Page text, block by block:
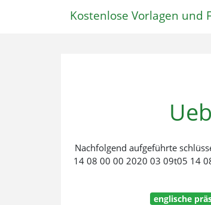
Kostenlose Vorlagen und
Nachfolgend aufgeführte
14 08 00 00 2020 03 09t05 14
englische